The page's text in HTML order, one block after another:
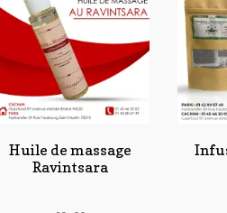
Huile de massage
Ravintsara